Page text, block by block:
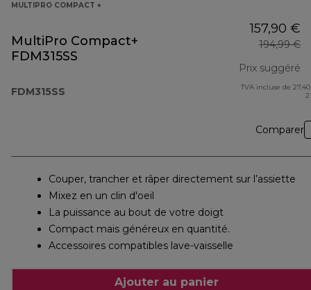
MULTIPRO COMPACT +
MultiPro Compact+
FDM315SS
FDM315SS
157,90 €
194,99 €
Prix suggéré
TVA incluse de
Comparer
Couper, trancher et râper directement sur l’assiette
Mixez en un clin d'oeil
La puissance au bout de votre doigt
Compact mais généreux en quantité.
Accessoires compatibles lave-vaisselle
Ajouter au panier